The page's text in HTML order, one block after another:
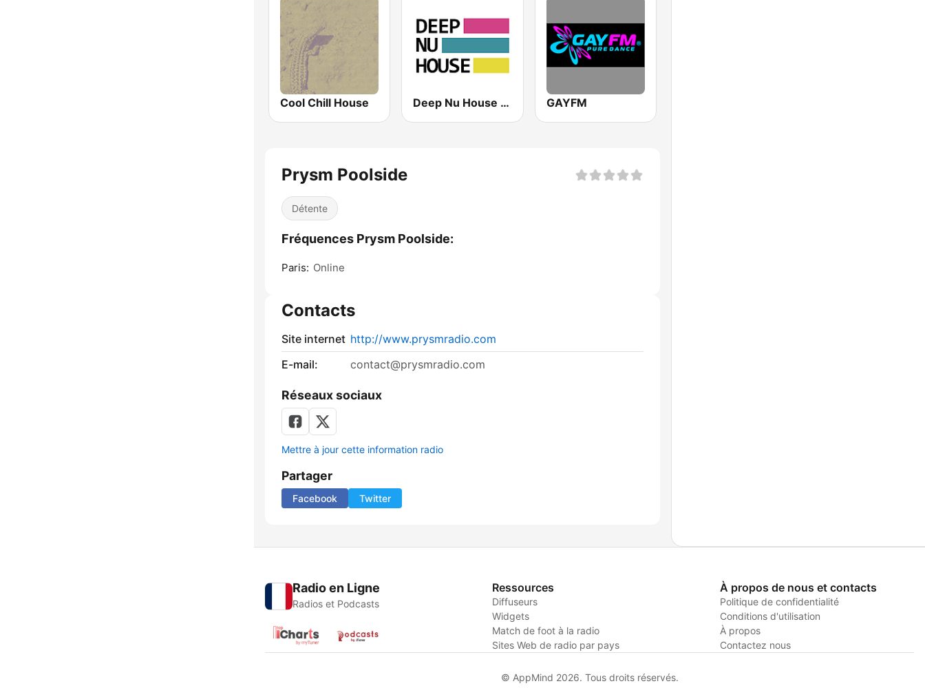
Cool Chill House Deep Nu House Radio by SO&SO GAYFM
Prysm Poolside
Détente
Fréquences Prysm Poolside:
Paris: Online
Contacts
Site internet http://www.prysmradio.com
E-mail:
contact@prysmradio.com
Réseaux sociaux
Mettre à jour cette information radio
Partager
Facebook Twitter
Radio en Ligne
Radios et Podcasts
Ressources
Diffuseurs
Widgets
Match de foot à la radio
Sites Web de radio par pays
À propos de nous et contacts
Politique de confidentialité
Conditions d'utilisation
À propos
Contactez nous
© AppMind 2026. Tous droits réservés.